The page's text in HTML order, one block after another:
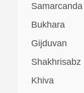
Samarcanda
Bukhara
Gijduvan
Shakhrisabz
Khiva